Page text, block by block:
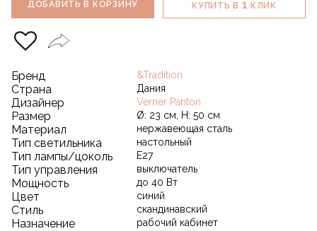
ДОБАВИТЬ В КОРЗИНУ КУПИТЬ В 1 КЛИК
Бренд &Tradition
Страна Дания
Дизайнер Verner Panton
Размер Ø: 23 см, H: 50 см
Материал нержавеющая сталь
Тип светильника настольный
Тип лампы/цоколь E27
Тип управления выключатель
Мощность до 40 Вт
Цвет синий
Стиль скандинавский
Назначение рабочий кабинет